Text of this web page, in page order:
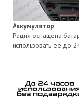
Аккумулятор
Рация оснащена
использовать ее до